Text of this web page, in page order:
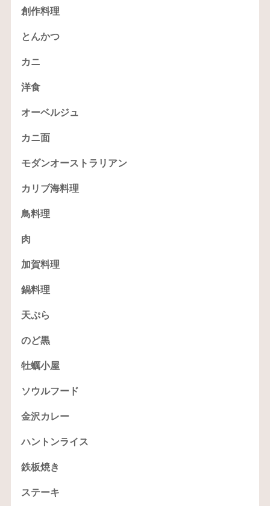
創作料理
とんかつ
カニ
洋食
オーベルジュ
カニ面
モダンオーストラリアン
カリブ海料理
鳥料理
肉
加賀料理
鍋料理
天ぷら
のど黒
牡蠣小屋
ソウルフード
金沢カレー
ハントンライス
鉄板焼き
ステーキ